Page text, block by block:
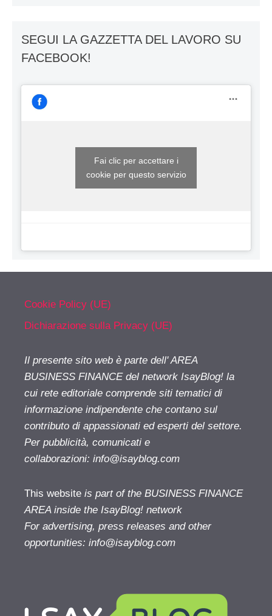
SEGUI LA GAZZETTA DEL LAVORO SU
FACEBOOK!
Fai clic per accettare i
cookie per questo servizio
Cookie Policy (UE)
Dichiarazione sulla Privacy (UE)
Il presente sito web è parte dell' AREA
BUSINESS FINANCE del network IsayBlog! la
cui rete editoriale comprende siti tematici di
informazione indipendente che contano sul
contributo di appassionati ed esperti del settore.
Per pubblicità, comunicati e
collaborazioni: info@isayblog.com
This website is part of the BUSINESS FINANCE
AREA inside the IsayBlog! network
For advertising, press releases and other
opportunities: info@isayblog.com